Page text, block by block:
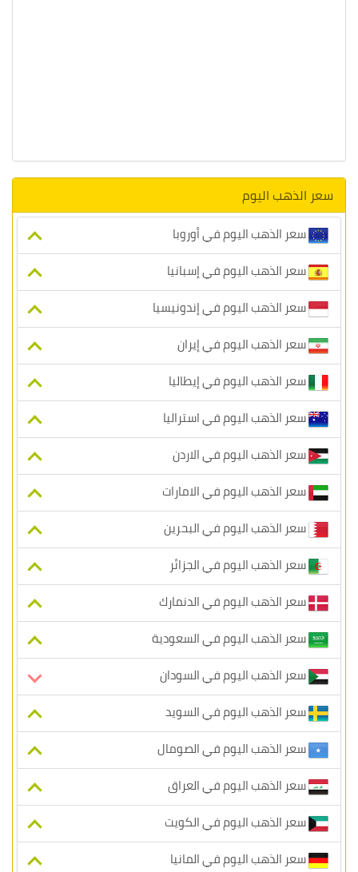
سعر الذهب اليوم
سعر الذهب اليوم في أوروبا
سعر الذهب اليوم في إسبانيا
سعر الذهب اليوم في إندونيسيا
سعر الذهب اليوم في إيران
سعر الذهب اليوم في إيطاليا
سعر الذهب اليوم في استراليا
سعر الذهب اليوم في الاردن
سعر الذهب اليوم في الامارات
سعر الذهب اليوم في البحرين
سعر الذهب اليوم في الجزائر
سعر الذهب اليوم في الدنمارك
سعر الذهب اليوم في السعودية
سعر الذهب اليوم في السودان
سعر الذهب اليوم في السويد
سعر الذهب اليوم في الصومال
سعر الذهب اليوم في العراق
سعر الذهب اليوم في الكويت
سعر الذهب اليوم في المانيا